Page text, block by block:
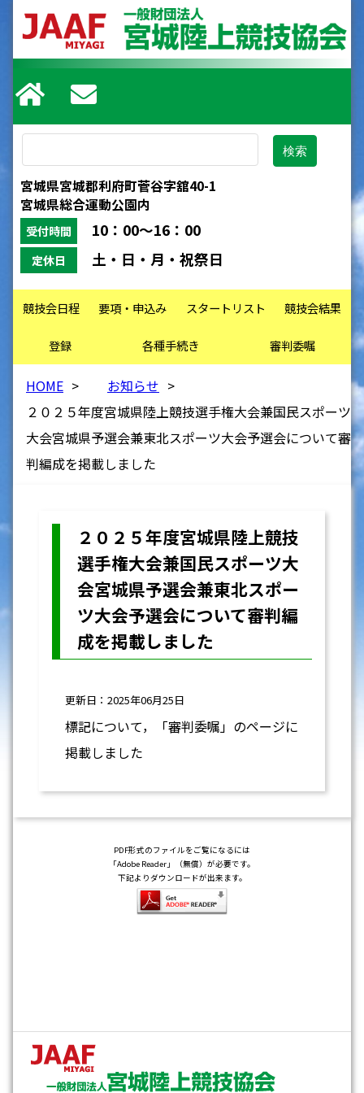
宮城県宮城郡利府町菅谷字舘40-1
宮城県総合運動公園内
受付時間 10：00～16：00
定休日 土・日・月・祝祭日
競技会日程 要項・申込み スタートリスト 競技会結果
登録 各種手続き 審判委嘱
HOME > お知らせ >
２０２５年度宮城県陸上競技選手権大会兼国民スポーツ
大会宮城県予選会兼東北スポーツ大会予選会について審
判編成を掲載しました
２０２５年度宮城県陸上競技
選手権大会兼国民スポーツ大
会宮城県予選会兼東北スポー
ツ大会予選会について審判編
成を掲載しました
更新日：2025年06月25日
標記について，「審判委嘱」のページに
掲載しました
PDF形式のファイルをご覧になるには
「Adobe Reader」（無償）が必要です。
下記よりダウンロードが出来ます。